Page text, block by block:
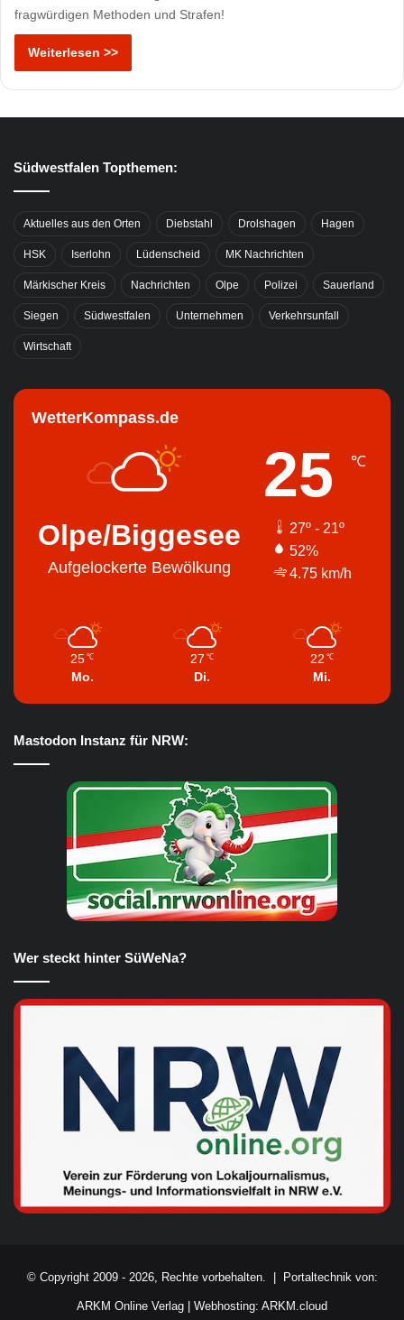
fragwürdigen Methoden und Strafen!
Weiterlesen >>
Südwestfalen Topthemen:
Aktuelles aus den Orten Diebstahl Drolshagen Hagen
HSK Iserlohn Lüdenscheid MK Nachrichten
Märkischer Kreis Nachrichten Olpe Polizei Sauerland
Siegen Südwestfalen Unternehmen Verkehrsunfall
Wirtschaft
WetterKompass.de
Olpe/Biggesee
Aufgelockerte Bewölkung
25 ℃
27º - 21º
52%
4.75 km/h
25 ℃
Mo.
27 ℃
Di.
22 ℃
Mi.
Mastodon Instanz für NRW:
Wer steckt hinter SüWeNa?
© Copyright 2009 - 2026, Rechte vorbehalten. | Portaltechnik von:
ARKM Online Verlag Webhosting: ARKM.cloud